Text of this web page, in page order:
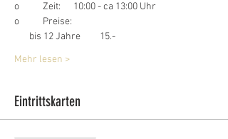
o	Zeit:	 10:00 - ca 13:00 Uhr
bis 12 Jahre	15.-
Mehr lesen >
Eintrittskarten